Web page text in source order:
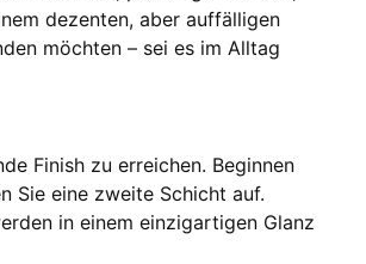
dezenten, aber auffälligen
möchten – sei es im Alltag
Finish zu erreichen. Beginnen
Sie eine zweite Schicht auf.
in einem einzigartigen Glanz